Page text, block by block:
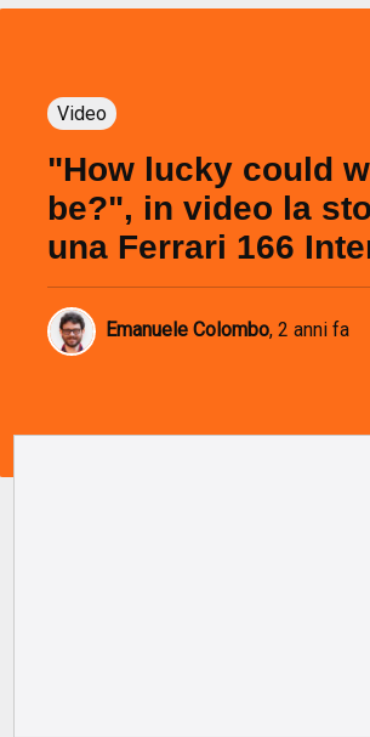
Video
"How lucky could
be?", in video la
una Ferrari 166
Emanuele Colombo, 2 anni fa